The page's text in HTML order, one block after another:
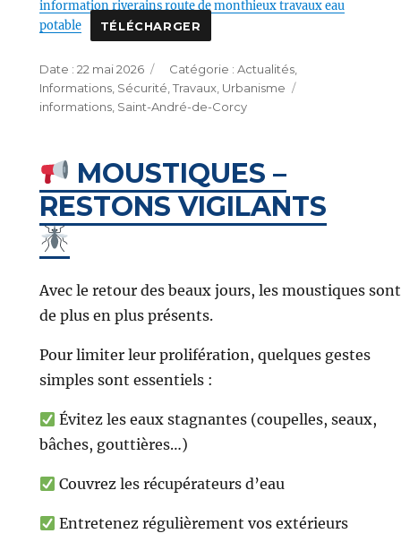
information riverains route de monthieux travaux eau
potable
TÉLÉCHARGER
Publié
le
22 mai 2026 Catégories
Actualités,
Informations, Sécurité,Travaux, Urbanisme
informations, Saint-André-de-Corcy
MOUSTIQUES –
RESTONS VIGILANTS
Avec le retour des beaux jours, les moustiques sont
de plus en plus présents.
Pour limiter leur prolifération, quelques gestes
simples sont essentiels :
Évitez les eaux stagnantes (coupelles, seaux,
bâches, gouttières…)
Couvrez les récupérateurs d’eau
Entretenez régulièrement vos extérieurs